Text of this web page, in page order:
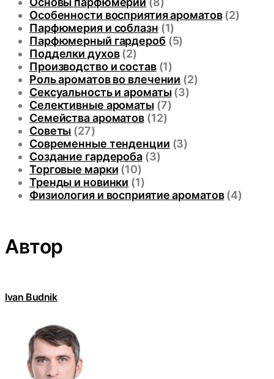
Особенности восприятия ароматов(2)
Парфюмерия и соблазн (1)
Парфюмерный гардероб (5)
Подделки духов(2)
Производство и состав(1)
Роль ароматов во влечении (2)
Сексуальность и ароматы(3)
Селективные ароматы(7)
Семейства ароматов(12)
Советы (27)
Современные тенденции (3)
Создание гардероба(3)
Торговые марки (10)
Тренды и новинки (1)
Физиология и восприятие ароматов(4)
Автор
Ivan Budnik